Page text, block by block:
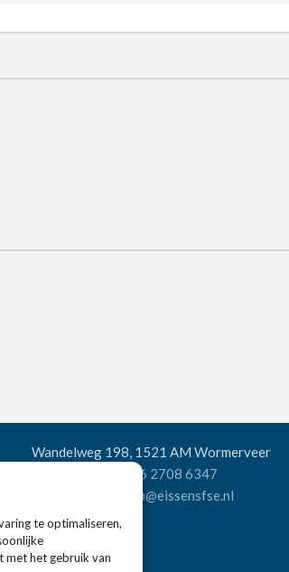
te optimaliseren,
met het gebruik van
Wandelweg 198, 1521 AM Wormerveer
+31 6 2708 6347
verkoop@eissensfse.nl